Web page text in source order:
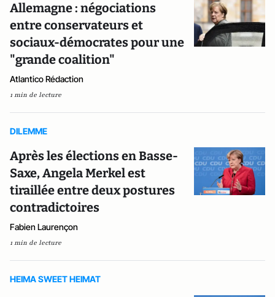
Allemagne : négociations
entre conservateurs et
sociaux-démocrates pour une
"grande coalition"
Atlantico Rédaction
1 min de lecture
DILEMME
Après les élections en Basse-
Saxe, Angela Merkel est
tiraillée entre deux postures
contradictoires
Fabien Laurençon
1 min de lecture
HEIMA SWEET HEIMAT